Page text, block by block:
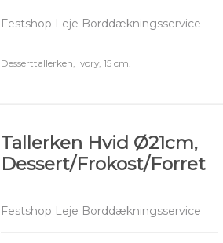
Festshop Leje Borddækningsservice
Desserttallerken, Ivory, 15 cm.
Tallerken Hvid Ø21cm,
Dessert/Frokost/Forret
Festshop Leje Borddækningsservice